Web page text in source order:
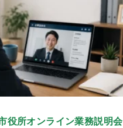
役所オンライン業務説明会